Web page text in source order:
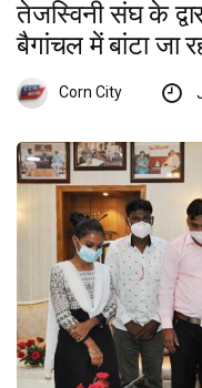
तेजस्विनी संघ के
बैगांचल में बांटा जा
Corn City